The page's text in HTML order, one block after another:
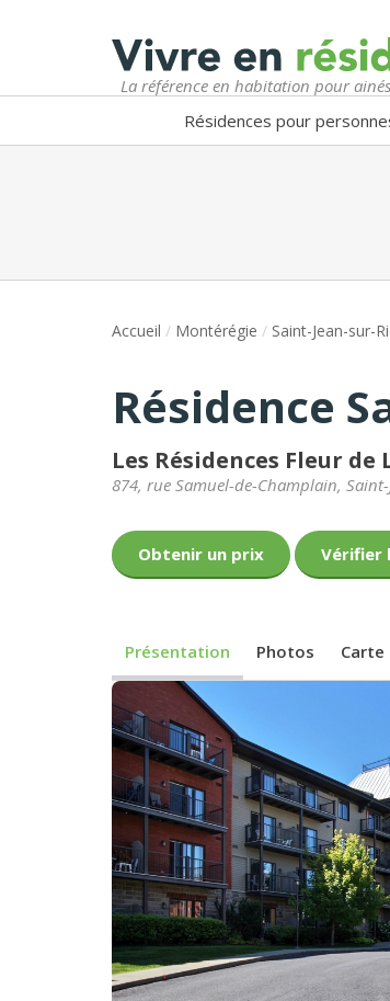
La référence en habitation pour
Résidences pour
Accueil / Montérégie / Saint-Jean-sur-
Résidence
Les Résidences Fleur de
874, rue Samuel-de-Champlain,
Obtenir un prix Vérifier
Présentation Photos Carte